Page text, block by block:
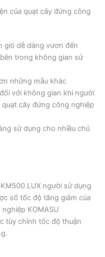
của quạt cây đứng công
gió dễ dàng vươn đến
trong không gian sử
những mẫu khác
với không gian khi người
cây đứng công nghiệp
sử dụng cho nhiều chủ
người sử dụng
số tốc độ tăng giảm của
KOMASU
tùy chỉnh tốc độ thuận